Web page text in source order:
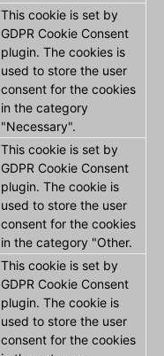
This cookie is set by
GDPR Cookie Consent
plugin. The cookies is
used to store the user
consent for the cookies
in the category
"Necessary".
This cookie is set by
GDPR Cookie Consent
plugin. The cookie is
used to store the user
consent for the cookies
in the category "Other.
This cookie is set by
GDPR Cookie Consent
plugin. The cookie is
used to store the user
consent for the cookies